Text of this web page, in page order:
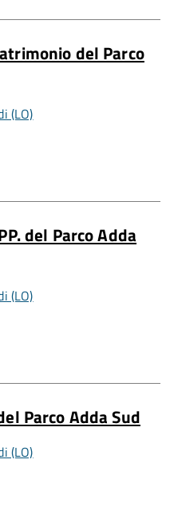
del Parco
(LO)
del Parco Adda
(LO)
Parco Adda Sud
(LO)